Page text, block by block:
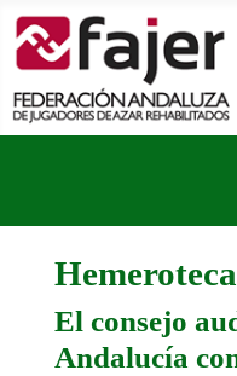
El consejo
Andalucía